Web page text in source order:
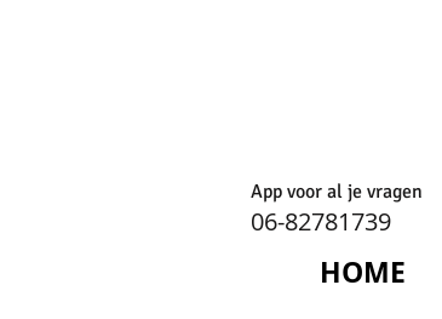
App voor al je vragen
06-82781739
HOME